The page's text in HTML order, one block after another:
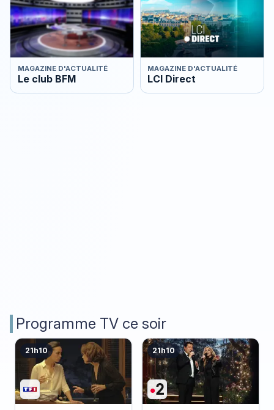
MAGAZINE D'ACTUALITÉ
Le club BFM
MAGAZINE D'ACTUALITÉ
LCI Direct
Programme TV ce soir
21h10 21h10